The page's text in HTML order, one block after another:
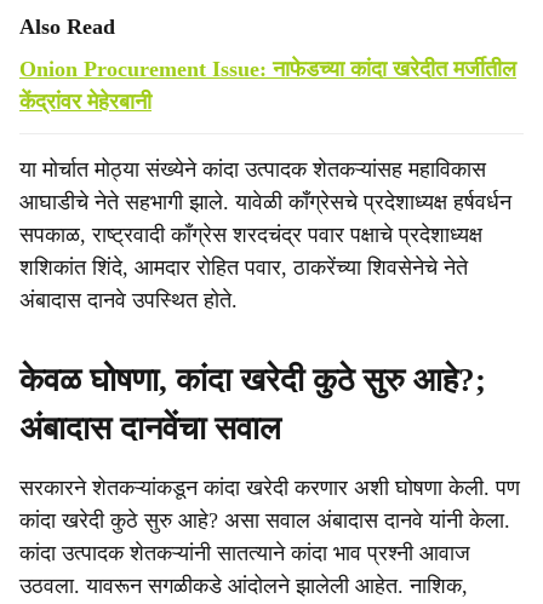
Also Read
Onion Procurement Issue: नाफेडच्या कांदा खरेदीत मर्जीतील
केंद्रांवर मेहेरबानी
या मोर्चात मोठ्या संख्येने कांदा उत्पादक शेतकऱ्यांसह महाविकास
आघाडीचे नेते सहभागी झाले. यावेळी काँग्रेसचे प्रदेशाध्यक्ष हर्षवर्धन
सपकाळ, राष्ट्रवादी काँग्रेस शरदचंद्र पवार पक्षाचे प्रदेशाध्यक्ष
शशिकांत शिंदे, आमदार रोहित पवार, ठाकरेंच्या शिवसेनेचे नेते
अंबादास दानवे उपस्थित होते.
केवळ घोषणा, कांदा खरेदी कुठे सुरु आहे?;
अंबादास दानवेंचा सवाल
सरकारने शेतकऱ्यांकडून कांदा खरेदी करणार अशी घोषणा केली. पण
कांदा खरेदी कुठे सुरु आहे? असा सवाल अंबादास दानवे यांनी केला.
कांदा उत्पादक शेतकऱ्यांनी सातत्याने कांदा भाव प्रश्नी आवाज
उठवला. यावरून सगळीकडे आंदोलने झालेली आहेत. नाशिक,